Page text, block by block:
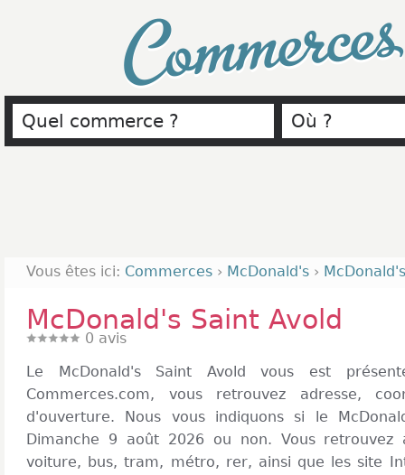
Vous êtes ici: Commerces › McDonald's ›
McDonald's Saint Avold
0 avis
Le McDonald's Saint Avold vous est
Commerces.com, vous retrouvez adresse,
d'ouverture. Nous vous indiquons si le
Dimanche 9 août 2026 ou non. Vous retrouvez
voiture, bus, tram, métro, rer, ainsi que les site